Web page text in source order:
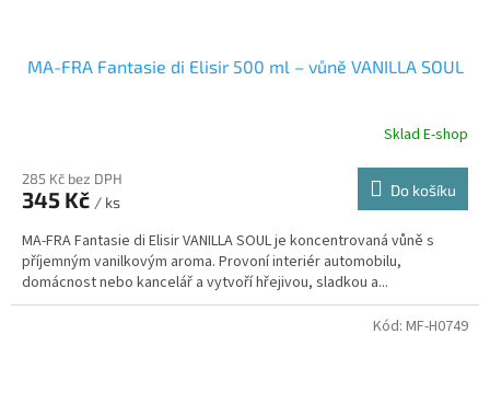
MA-FRA Fantasie di Elisir 500 ml – vůně VANILLA SOUL
Sklad E-shop
285 Kč bez DPH
345 Kč / ks
Do košíku
MA-FRA Fantasie di Elisir VANILLA SOUL je koncentrovaná vůně s
příjemným vanilkovým aroma. Provoní interiér automobilu,
domácnost nebo kancelář a vytvoří hřejivou, sladkou a...
Kód: MF-H0749